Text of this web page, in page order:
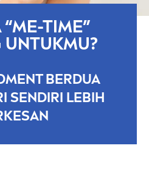
“ME-TIME”
UNTUKMU?
MENT BERDUA
SENDIRI LEBIH